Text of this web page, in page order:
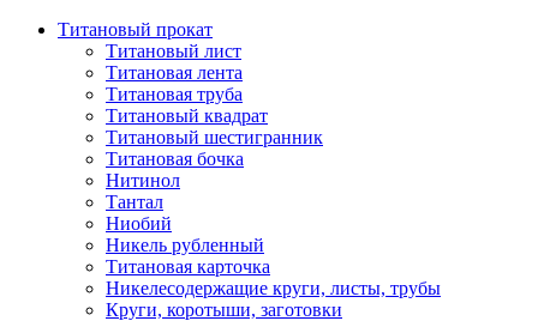
Титановый прокат
Титановый лист
Титановая лента
Титановая труба
Титановый квадрат
Титановый шестигранник
Титановая бочка
Нитинол
Тантал
Ниобий
Никель рубленный
Титановая карточка
Никелесодержащие круги, листы, трубы
Круги, коротыши, заготовки